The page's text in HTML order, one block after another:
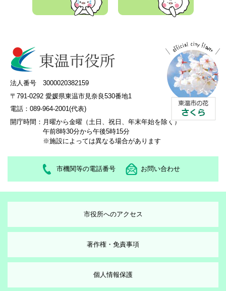
法人番号 3000020382159
〒791-0292 愛媛県東温市見奈良530番地1
電話：089-964-2001(代表)
開庁時間： 月曜から金曜（土日、祝日、年末年始を除く）
午前8時30分から午後5時15分
※施設によっては異なる場合があります
市機関等の電話番号 お問い合わせ
市役所へのアクセス
著作権・免責事項
個人情報保護